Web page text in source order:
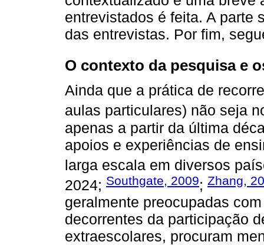
entrevistados é feita. A parte
das entrevistas. Por fim,
O contexto da pesquisa e
Ainda que a prática de
aulas particulares) não seja
apenas a partir da última
apoios e experiências de
larga escala em diversos
2024; Southgate, 2009; Zhang,
geralmente preocupadas
decorrentes da participação
extraescolares, procuram